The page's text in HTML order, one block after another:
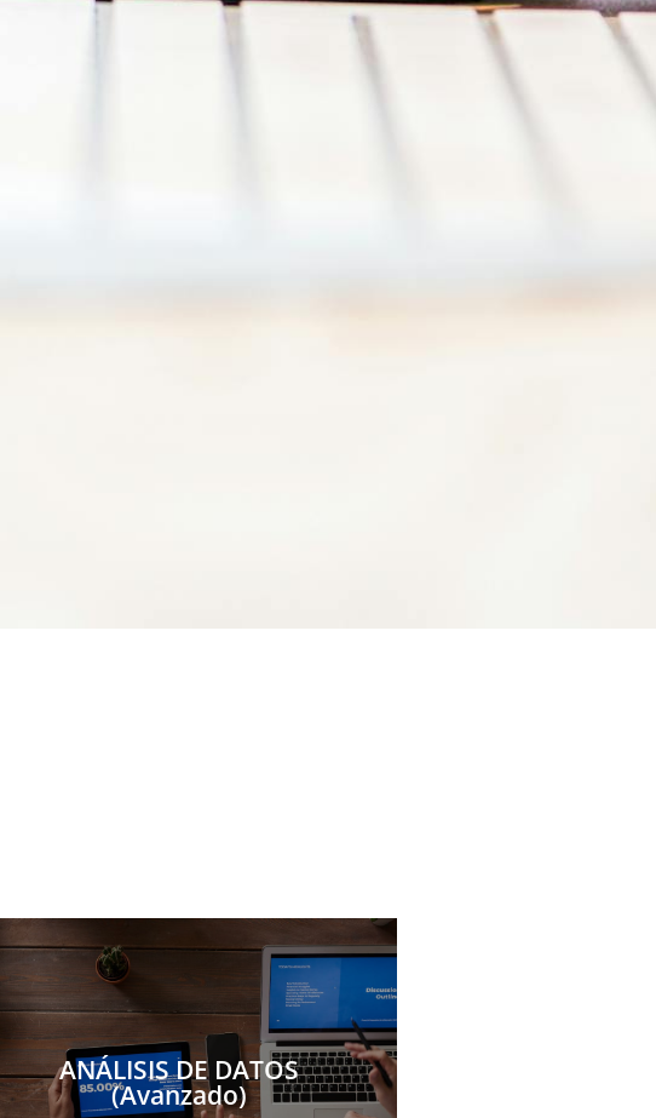
ANÁLISIS DE DATOS
(Avanzado)
ANÁLISIS DE DATOS
(Avanzado)